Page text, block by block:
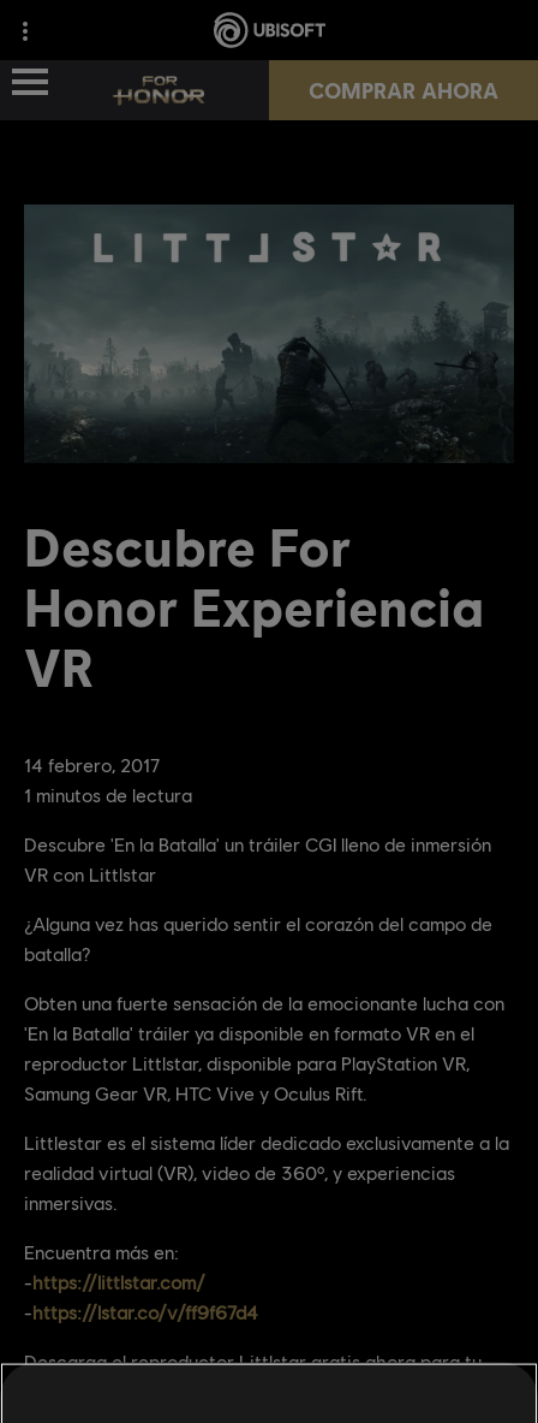
HÉROES
NUEVA TEMPORADA
RECURSOS
COMPRAR AHORA
14 febrero, 2017
1 minutos de lectura
Descubre For
Honor Experiencia
VR
Descubre 'En la Batalla' un tráiler CGI lleno de inmersión
VR con Littlstar
¿Alguna vez has querido sentir el corazón del campo de
batalla?
Obten una fuerte sensación de la emocionante lucha con
'En la Batalla' tráiler ya disponible en formato VR en el
reproductor Littlstar, disponible para PlayStation VR,
Samung Gear VR, HTC Vive y Oculus Rift.
Littlestar es el sistema líder dedicado exclusivamente a la
realidad virtual (VR), video de 360º, y experiencias
inmersivas.
Encuentra más en:
-https://littlstar.com/
-https://lstar.co/v/ff9f67d4
Descarga el reproductor Littlstar gratis ahora para tu